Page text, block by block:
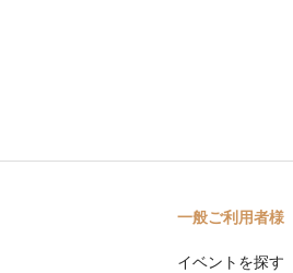
一般ご利用者様
イベントを探す